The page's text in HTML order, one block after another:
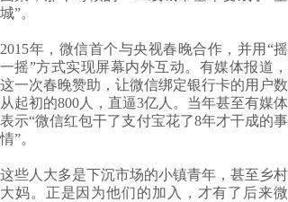
城”。
2015年，微信首个与央视春晚合作，并用“摇
一摇”方式实现屏幕内外互动。有媒体报道，
这一次春晚赞助，让微信绑定银行卡的用户数
从起初的800人，直逼3亿人。当年甚至有媒体
表示“微信红包干了支付宝花了8年才干成的事
情”。
这些人大多是下沉市场的小镇青年，甚至乡村
大妈。正是因为他们的加入，才有了后来微